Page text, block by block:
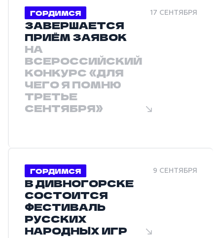
ГОРДИМСЯ 17 СЕНТЯБРЯ
ЗАВЕРШАЕТСЯ
ПРИЁМ ЗАЯВОК
НА
ВСЕРОССИЙСКИЙ
КОНКУРС «ДЛЯ
ЧЕГО Я ПОМНЮ
ТРЕТЬЕ
СЕНТЯБРЯ»
ГОРДИМСЯ 9 СЕНТЯБРЯ
В ДИВНОГОРСКЕ
СОСТОИТСЯ
ФЕСТИВАЛЬ
РУССКИХ
НАРОДНЫХ ИГР